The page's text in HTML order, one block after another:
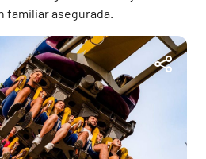
familiar asegurada.